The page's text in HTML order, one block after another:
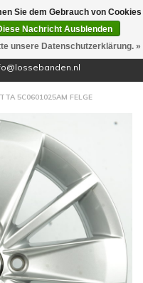
(0)
5C0601025AM FELGE
Sie dem Gebrauch von Cookies
Nachricht Ausblenden
unsere Datenschutzerklärung. »